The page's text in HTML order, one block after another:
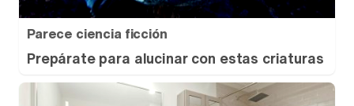
Parece ciencia ficción
Prepárate para alucinar con estas criaturas